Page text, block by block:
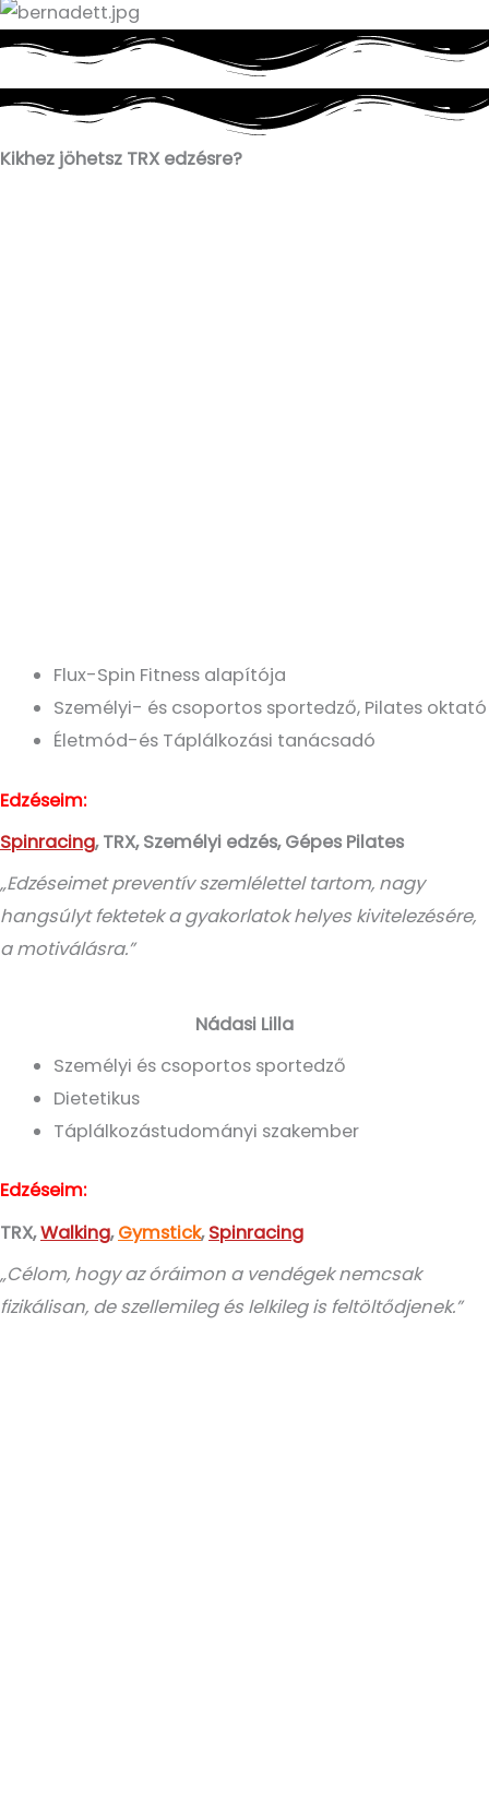
Kikhez jöhetsz TRX edzésre?
Flux-Spin Fitness alapítója
Személyi- és csoportos sportedző, Pilates oktató
Életmód-és Táplálkozási tanácsadó
Edzéseim:
Spinracing,TRX, Személyi edzés, Gépes Pilates
„Edzéseimet preventív szemlélettel tartom, nagy
hangsúlyt fektetek a gyakorlatok helyes kivitelezésére,
a motiválásra.”
Nádasi Lilla
Személyi és csoportos sportedző
Dietetikus
Táplálkozástudományi szakember
Edzéseim:
TRX,Walking,Gymstick,Spinracing
„Célom, hogy az óráimon a vendégek nemcsak
fizikálisan, de szellemileg és lelkileg is feltöltődjenek.”